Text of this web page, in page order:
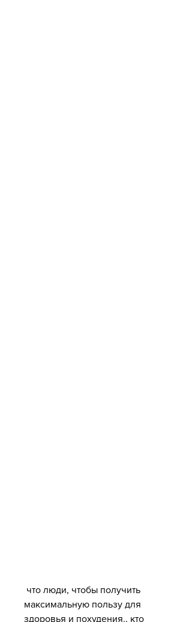
максимальную пользу для
здоровья и похудения., кто